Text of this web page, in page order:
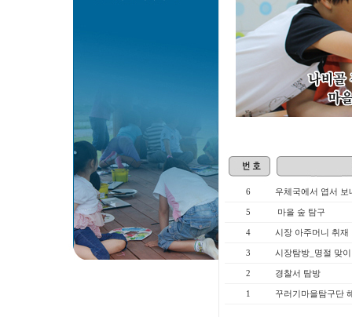
6 우체국에서 엽서 보
5 마을 숲 탐구
4 시장 아주머니 취재
3 시장탐방_명절 맞이
2 경찰서 탐방
1 꾸러기마을탐구단